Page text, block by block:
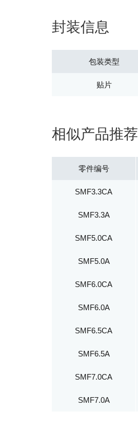
封装信息
包装类型
贴片
相似产品推荐
零件编号
SMF3.3CA
SMF3.3A
SMF5.0CA
SMF5.0A
SMF6.0CA
SMF6.0A
SMF6.5CA
SMF6.5A
SMF7.0CA
SMF7.0A